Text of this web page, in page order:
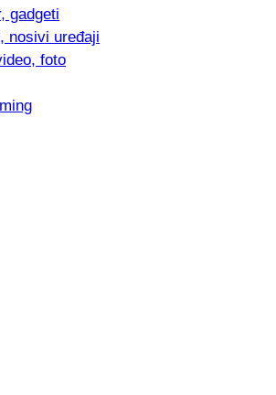
Goran Jović, fotograf -
gadgeti
nosivi uređaji
foto